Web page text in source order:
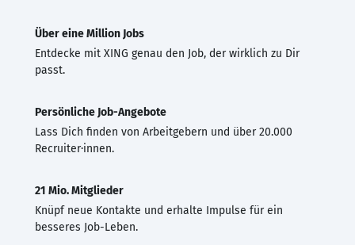
Über eine Million Jobs
Entdecke mit XING genau den Job, der wirklich zu Dir
passt.
Persönliche Job-Angebote
Lass Dich finden von Arbeitgebern und über 20.000
Recruiter·innen.
21 Mio. Mitglieder
Knüpf neue Kontakte und erhalte Impulse für ein
besseres Job-Leben.